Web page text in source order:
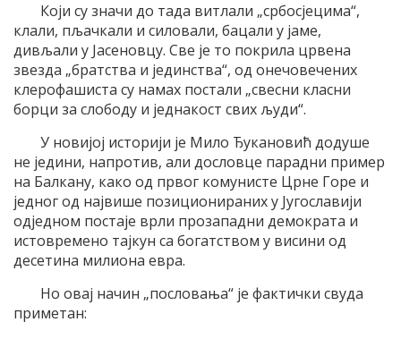
Који су значи до тада витлали „србосјецима“,
клали, пљачкали и силовали, бацали у јаме,
дивљали у Јасеновцу. Све је то покрила црвена
звезда „братства и јединства“, од онечовечених
клерофашиста су намах постали „свесни класни
борци за слободу и једнакост свих људи“.
У новијој историји је Мило Ђукановић додуше
не једини, напротив, али дословце парадни пример
на Балкану, како од првог комунисте Црне Горе и
једног од највише позиционираних у Југославији
одједном постаје врли прозападни демократа и
истовремено тајкун са богатством у висини од
десетина милиона евра.
Но овај начин „пословања“ је фактички свуда
приметан: